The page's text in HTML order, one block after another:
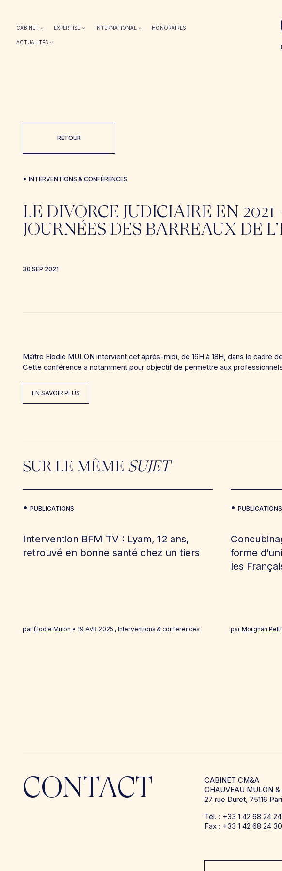
CABINET EXPERTISE INTERNATIONAL HONORAIRES
ACTUALITÉS
RETOUR
•INTERVENTIONS & CONFÉRENCES
LE DIVORCE JUDICIAIRE EN 2021
JOURNÉES DES BARREAUX DE
30 SEP 2021
Maître Elodie MULON intervient cet après-midi, de 16H à 18H, dans le cadre
Cette conférence a notamment pour objectif de permettre aux
EN SAVOIR PLUS
SUR LE MÊME SUJET
Intervention BFM TV : Lyam, 12 ans,
retrouvé en bonne santé chez un tiers
parÉlodie Mulon 19 AVR 2025
PUBLICATIONS
,Interventions & conférences
forme
les
parMorghân
PUBLICATIONS
CONTACT
CABINET CM&A
CHAUVEAU MULON &
27 rue Duret, 75116
Tél. : +33 1 42 68 24 24
Fax : +33 1 42 68 24 30